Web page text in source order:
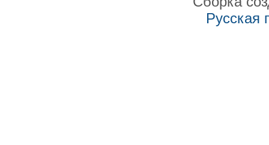
Русская